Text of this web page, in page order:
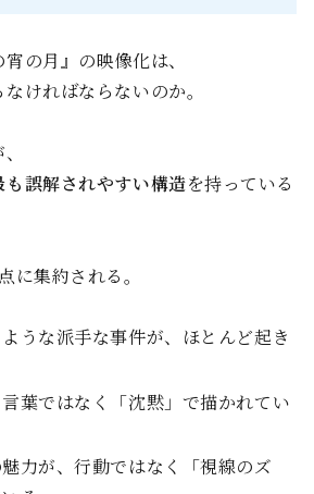
の月』の映像化は、
ければならないのか。
も誤解されやすい構造を持っている
に集約される。
うな派手な事件が、ほとんど起き
葉ではなく「沈黙」で描かれてい
力が、行動ではなく「視線のズ